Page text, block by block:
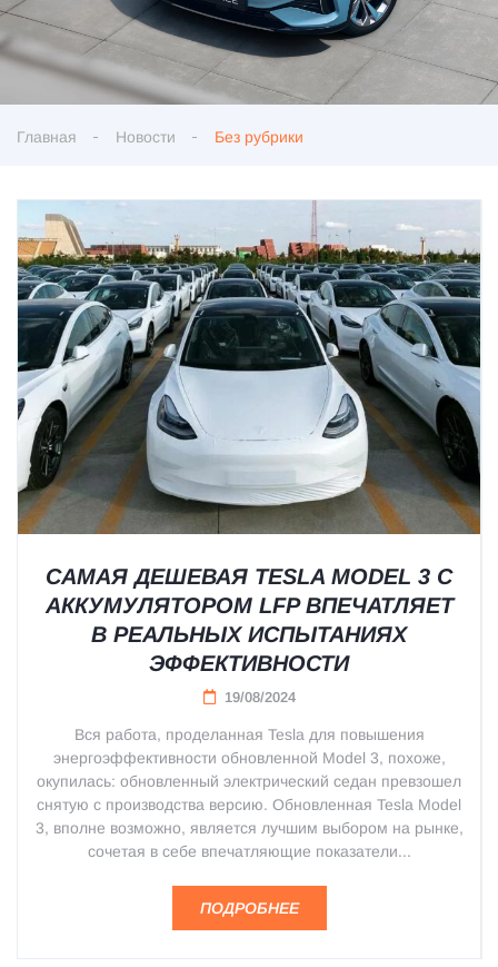
Главная Новости Без рубрики
САМАЯ ДЕШЕВАЯ TESLA MODEL 3 С
АККУМУЛЯТОРОМ LFP ВПЕЧАТЛЯЕТ
В РЕАЛЬНЫХ ИСПЫТАНИЯХ
ЭФФЕКТИВНОСТИ
19/08/2024
Вся работа, проделанная Tesla для повышения
энергоэффективности обновленной Model 3, похоже,
окупилась: обновленный электрический седан превзошел
снятую с производства версию. Обновленная Tesla Model
3, вполне возможно, является лучшим выбором на рынке,
сочетая в себе впечатляющие показатели...
ПОДРОБНЕЕ